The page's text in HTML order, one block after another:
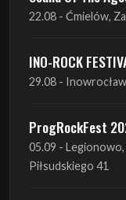
29.08 -
ProgRockFest
Antimatter +
09.09 - Poznań,